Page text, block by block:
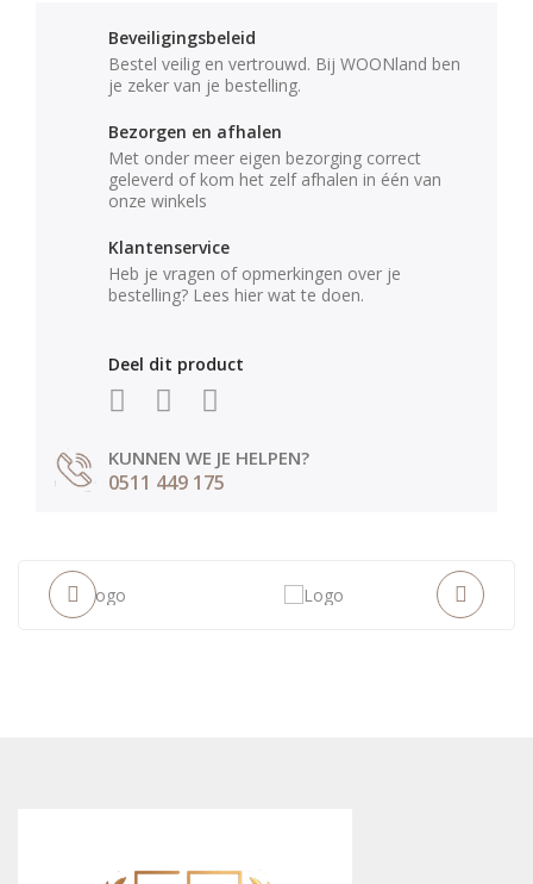
Beveiligingsbeleid
Bestel veilig en vertrouwd. Bij WOONland ben
je zeker van je bestelling.
Bezorgen en afhalen
Met onder meer eigen bezorging correct
geleverd of kom het zelf afhalen in één van
onze winkels
Klantenservice
Heb je vragen of opmerkingen over je
bestelling? Lees hier wat te doen.
Deel dit product
KUNNEN WE JE HELPEN?
0511 449 175